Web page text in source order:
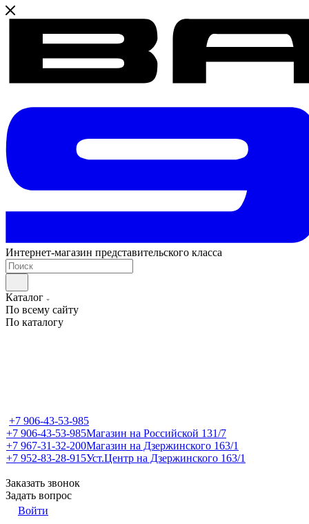
Интернет-магазин представительского класса
Каталог
По всему сайту
По каталогу
+7 906-43-53-985
+7 906-43-53-985Магазин на Российской 131/7
+7 967-31-32-200Магазин на Дзержинского 163/1
+7 952-83-28-915Уст.Центр на Дзержинского 163/1
Заказать звонок
Задать вопрос
Войти